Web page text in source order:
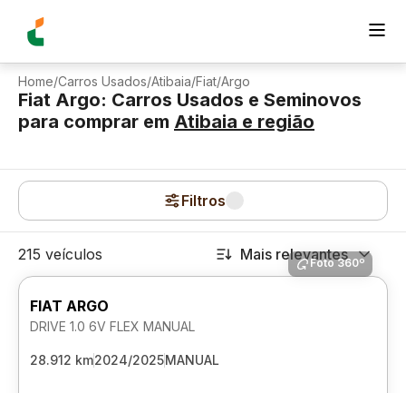
Home/Carros Usados/Atibaia/Fiat/Argo
Fiat Argo: Carros Usados e Seminovos
para comprar em Atibaia e região
Filtros
215 veículos Mais relevantes
Foto 360º
FIAT ARGO
DRIVE 1.0 6V FLEX MANUAL
28.912 km2024/2025MANUAL